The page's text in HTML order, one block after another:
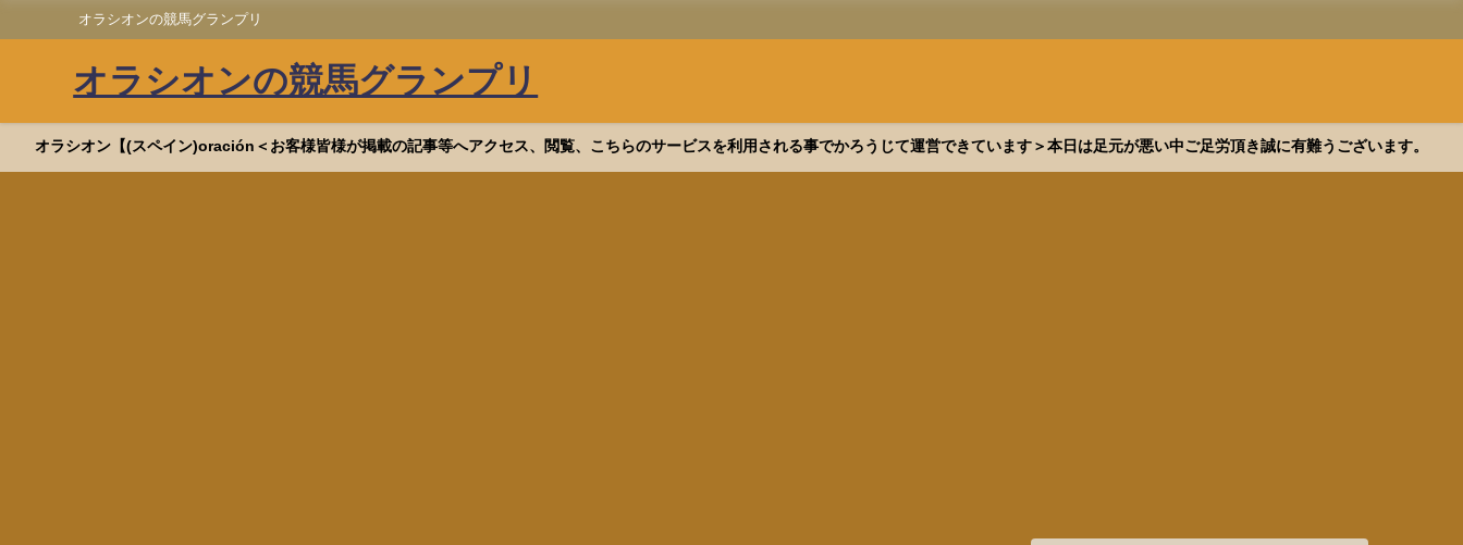
オラシオンの競馬グランプリ
オラシオンの競馬グランプリ
オラシオン【(スペイン)oración＜お客様皆様が掲載の記事等へアクセス、閲覧、こちらのサービスを利用される事でかろうじて運営できています＞本日は足元が悪い中ご足労頂き誠に有難うございます。